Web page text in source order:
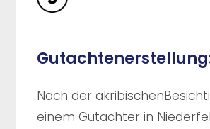
Nach der
einem Gutachter in